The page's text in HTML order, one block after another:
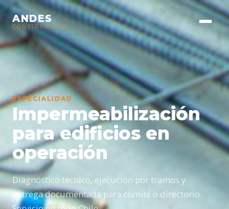
ANDES
CONSTRUCCIÓN
ESPECIALIDAD
Impermeabilización
para edificios en
operación
Diagnóstico técnico, ejecución por tramos y
entrega documentada para comité o directorio.